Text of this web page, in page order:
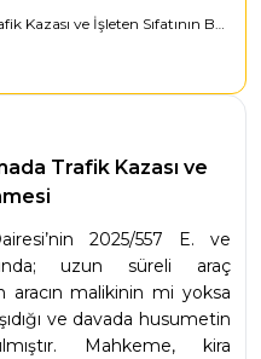
Uzun Süreli Araç Kiralamada Trafik Kazası ve İşleten Sıfatının Belirlenmesi
Trafik Kazası ve
2025/557 E. ve
uzun süreli araç
aracın malikinin mi yoksa
ve davada husumetin
Mahkeme, kira